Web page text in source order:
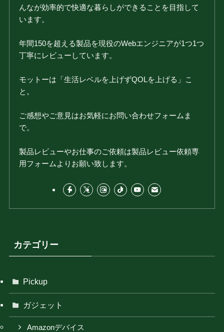
んなが効率的で快適な暮らしができることを目指して
います。
年間150を超える製品を現役のWebエンジニアが1つ1つ
丁寧にレビューしています。
モットーは「生活レベルを上げずQOLを上げる」こ
と。
ご感想やご意見はお気軽にお問い合わせフォームま
で。
製品レビューやお仕事のご依頼は製品レビュー依頼専
用フォームよりお願い致します。
カテゴリー
Pickup
ガジェット
Amazonデバイス